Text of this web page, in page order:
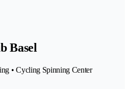
Basel
• Cycling Spinning Center